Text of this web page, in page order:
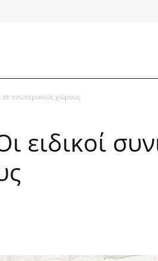
σε εσωτερικούς χώρους
ειδικοί